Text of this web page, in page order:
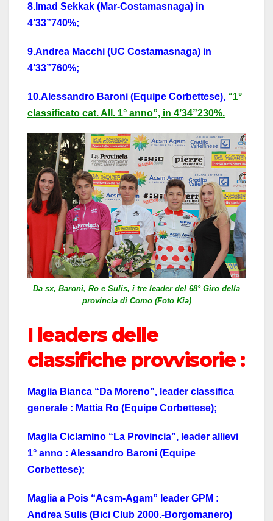
8.Imad Sekkak (Mar-Costamasnaga) in
4’33”740%;
9.Andrea Macchi (UC Costamasnaga) in
4’33”760%;
10.Alessandro Baroni (Equipe Corbettese), “1°
classificato cat. All. 1° anno”, in 4’34”230%.
Da sx, Baroni, Ro e Sulis, i tre leader del 68° Giro della
provincia di Como (Foto Kia)
I leaders delle
classifiche provvisorie :
Maglia Bianca “Da Moreno”, leader classifica
generale : Mattia Ro (Equipe Corbettese);
Maglia Ciclamino “La Provincia”, leader allievi
1° anno : Alessandro Baroni (Equipe
Corbettese);
Maglia a Pois “Acsm-Agam” leader GPM :
Andrea Sulis (Bici Club 2000.-Borgomanero)